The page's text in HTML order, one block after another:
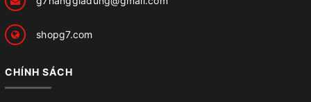
shopg7.com
CHÍNH SÁCH